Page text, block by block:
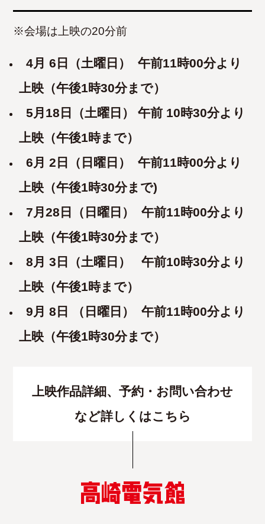
※会場は上映の20分前
4月 6 日（土曜日） 午前11時00分より
上映（午後1時30分まで）
5月18日（土曜日） 午前 10時30分より
上映（午後1時まで）
6 月 2 日（日曜日） 午前11時00分より
上映（午後1時30分まで)
7月28 日（日曜日） 午前11時00分より
上映（午後1時30分まで）
8月 3日（土曜日） 午前10時30分より
上映（午後1時まで）
9月 8 日 （日曜日） 午前11時00分より
上映（午後1時30分まで）
上映作品詳細、予約・お問い合わせ
など詳しくはこちら